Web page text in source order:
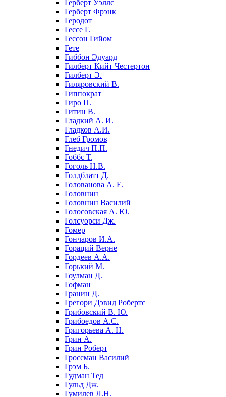
Герберт Уэллс
Герберт Фрэнк
Геродот
Гессе Г.
Гессон Гийом
Гете
Гиббон Эдуард
Гилберт Кийт Честертон
Гилберт Э.
Гиляровский В.
Гиппократ
Гиро П.
Гитин В.
Гладкий А. И.
Гладков А.И.
Глеб Громов
Гнедич П.П.
Гоббс Т.
Гоголь Н.В.
Голдблатт Д.
Голованова А. Е.
Головнин
Головнин Василий
Голосовская А. Ю.
Голсуорси Дж.
Гомер
Гончаров И.А.
Гораций Верне
Гордеев А.А.
Горький М.
Гоулман Д.
Гофман
Гранин Д.
Грегори Дэвид Робертс
Грибовский В. Ю.
Грибоедов А.С.
Григорьева А. Н.
Грин А.
Грин Роберт
Гроссман Василий
Грэм Б.
Гудман Тед
Гульд Дж.
Гумилев Л.Н.